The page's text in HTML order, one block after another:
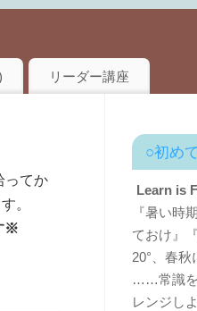
リーダー講座
ってか
。
※
○初め
Learn is
『暑い時
ておけ』
20°、春秋
……常識を
レンジし